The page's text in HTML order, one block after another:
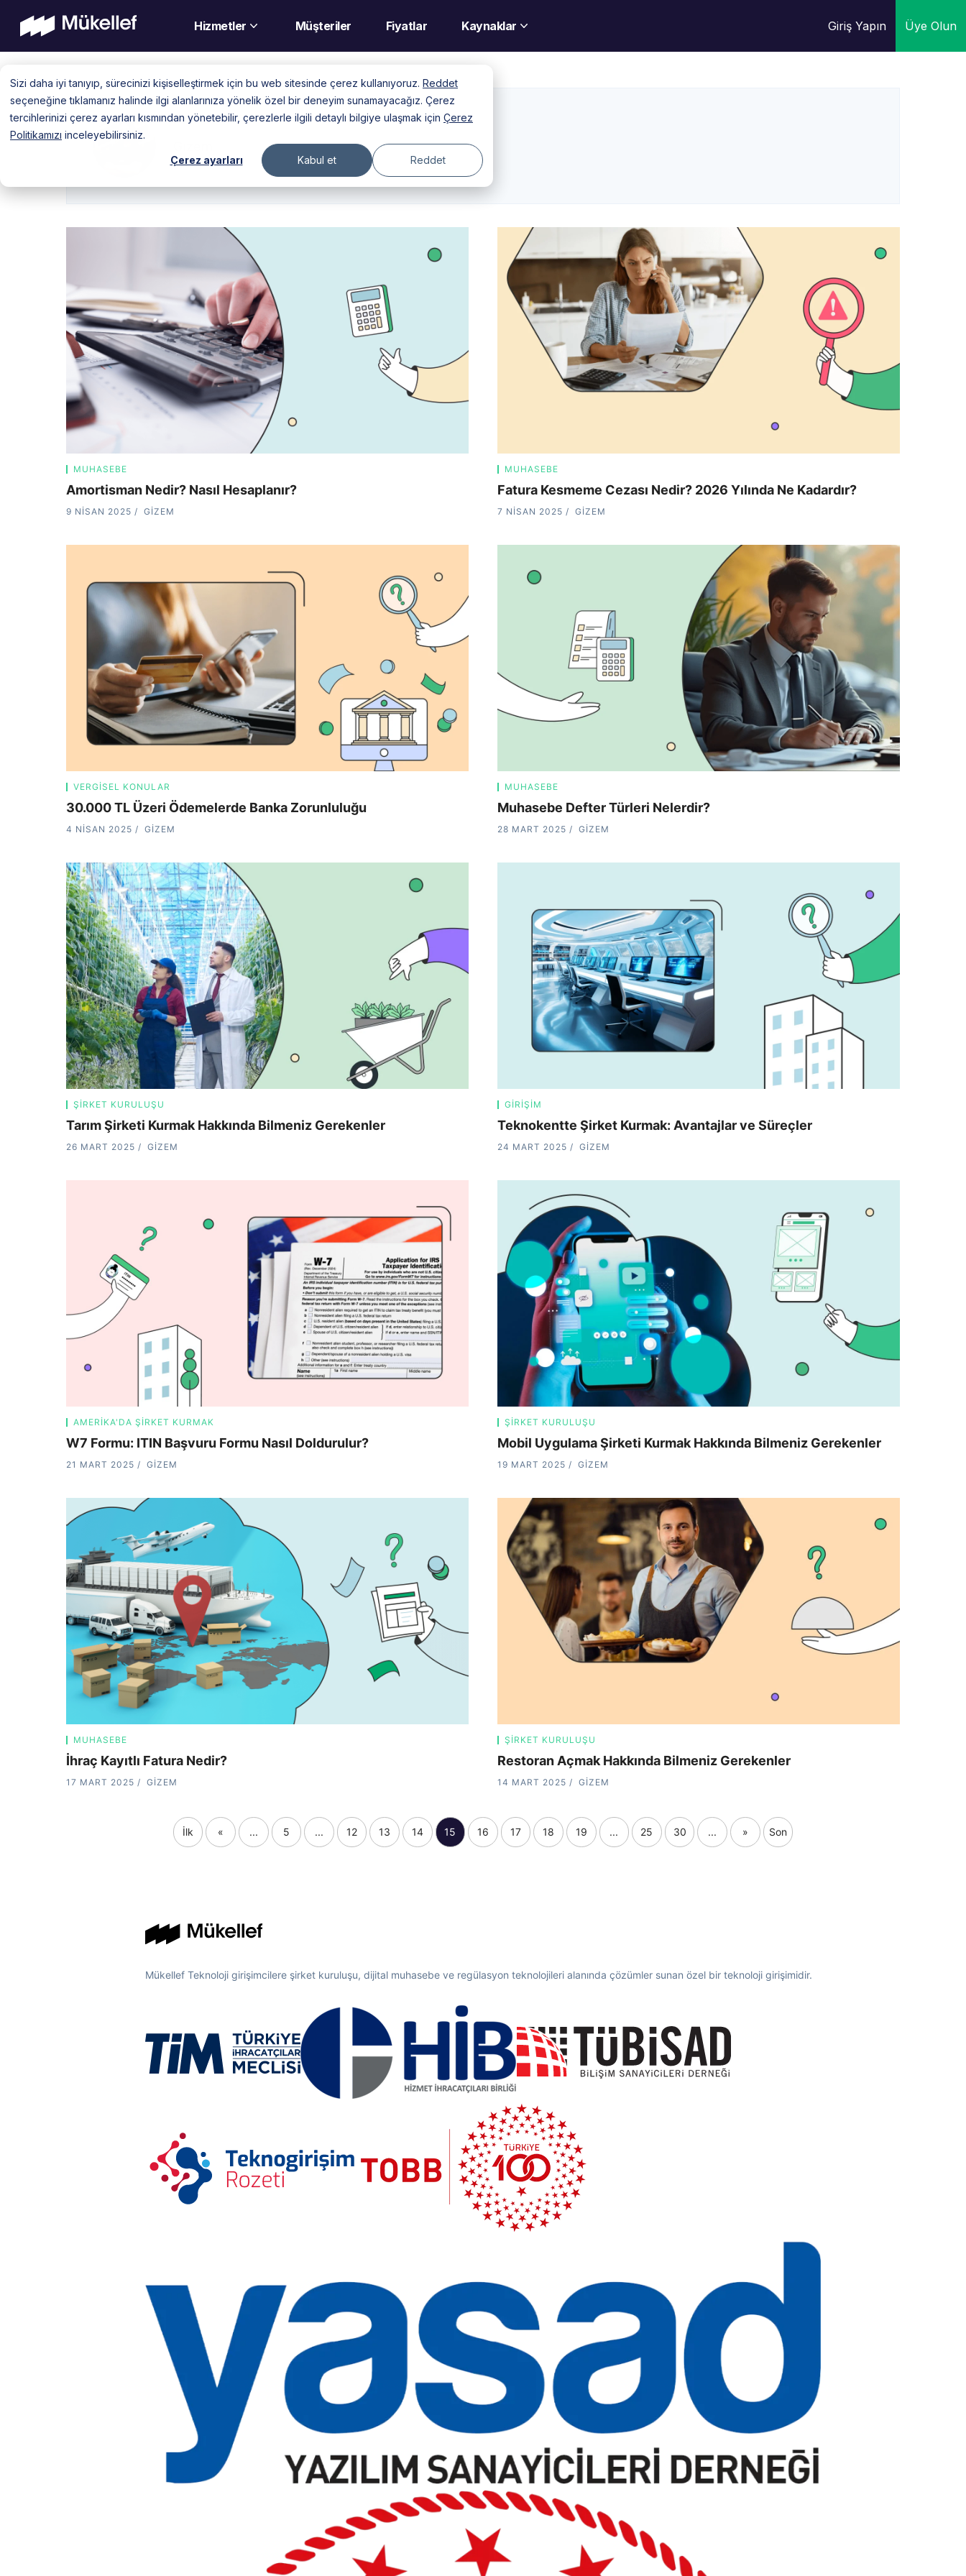
Sizi daha iyi tanıyıp, sürecinizi kişiselleştirmek için bu web sitesinde çerez kullanıyoruz. Reddet
seçeneğine tıklamanız halinde ilgi alanlarınıza yönelik özel bir deneyim sunamayacağız. Çerez
tercihlerinizi çerez ayarları kısmından yönetebilir, çerezlerle ilgili detaylı bilgiye ulaşmak için Çerez
Politikamızı inceleyebilirsiniz.
Çerez ayarları Kabul et Reddet
content
Hizmetler Müşteriler Fiyatlar Kaynaklar Giriş Yapın Üye Olun
MUHASEBE
Amortisman Nedir? Nasıl Hesaplanır?
9 NISAN 2025 GIZEM
MUHASEBE
Fatura Kesmeme Cezası Nedir? 2026 Yılında Ne Kadardır?
7 NISAN 2025 GIZEM
VERGISEL KONULAR
30.000 TL Üzeri Ödemelerde Banka Zorunluluğu
4 NISAN 2025 GIZEM
MUHASEBE
Muhasebe Defter Türleri Nelerdir?
28 MART 2025 GIZEM
ŞIRKET KURULUŞU
Tarım Şirketi Kurmak Hakkında Bilmeniz Gerekenler
26 MART 2025 GIZEM
GIRIŞIM
Teknokentte Şirket Kurmak: Avantajlar ve Süreçler
24 MART 2025 GIZEM
AMERIKA'DA ŞIRKET KURMAK
W7 Formu: ITIN Başvuru Formu Nasıl Doldurulur?
21 MART 2025 GIZEM
ŞIRKET KURULUŞU
Mobil Uygulama Şirketi Kurmak Hakkında Bilmeniz Gerekenler
19 MART 2025 GIZEM
MUHASEBE
İhraç Kayıtlı Fatura Nedir?
17 MART 2025 GIZEM
ŞIRKET KURULUŞU
Restoran Açmak Hakkında Bilmeniz Gerekenler
14 MART 2025 GIZEM
İlk « ... 5 ... 12 13 14 15 16 17 18 19 ... 25 30 ... » Son
Mükellef Teknoloji girişimcilere şirket kuruluşu, dijital muhasebe ve regülasyon teknolojileri alanında çözümler sunan özel bir teknoloji girişimidir.